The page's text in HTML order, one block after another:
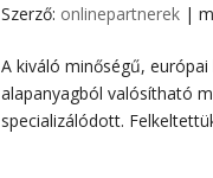
Szerző: onlinepartnerek |
A kiváló minőségű,
alapanyagból valósítható
specializálódott.